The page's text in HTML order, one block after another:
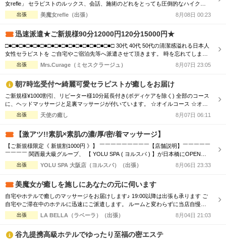
女refle」 セラピストのルックス、会話、施術のどれをとっても圧倒的なハイクオ
リティでお客様をお出迎えさせて頂きます。 記憶に残る素敵なお時間をお過ごし
下さいませ。 容姿、接客全てを兼ねそろえた美魔女が多数ご案内可能♪ 必ず会った
是非この機会に日頃...
出張 美魔女refle（出張） 8月08日 00:23
迅速派遣★ご新規様90分12000円120分15000円★
□■□■□■□■□■□■□■□■□■□■□■□■□■□■□■□ 30代 40代 50代の清潔感溢れる日本人
女性セラピストを ご自宅やご宿泊先等へ派遣させて頂きます。 時を忘れてしまう
程の癒しと心のこもった おもてなしをお届けします。 □■□■□■□■□■□■□■□■□■□
■□■□■□■□■□■□ お客様の日々のお疲れやストレスを心身共に癒す為 優しさ・気
出張 Mrs.Curage（ミセスクラージュ） 8月07日 23:05
朝7時迄受付〜綺麗可愛セラピストが癒しをお届け
ご新規様¥1000割引、リピーター様10分延長付き(ボディケアを除く) 全部のコース
に、ヘッドマッサージと足裏マッサージが付いています。 ☆オイルコース ☆オイ
ルミックスコース 90分 ￥13,000→¥12,000 120分 ￥16,000→¥15,000 150分 ￥20,0
00→¥19,000 180分 ￥24,000→¥23,000 ☆ボディケアマッサージコース 90分 ￥1
出張 天使の癒し 8月07日 06:11
【激アツ!!素肌×素肌の濃/厚/密/着マッサージ】
【ご新規様限定《 新規割1000円 》】 ￣￣￣￣￣￣￣￣￣【店舗説明】￣￣￣￣￣
￣￣￣￣ 関西最大級グループ、 【 YOLU SPA ( ヨルスパ ) 】が日本橋にOPEN！
あなたの常識を超える、 「五感ブチヌクとびきり体験」を提供いたします。 お客
様に、選ばれる、愛される、ハマってしまう、 そんな” エリアNo.1 ” メンズエステ
出張 YOLU SPA 大阪店（ヨルスパ）（出張） 8月06日 23:33
美魔女が癒しを施しにあなたの元に伺います
自宅やホテルで癒しのマッサージをお届けします♪ 19:00以降は出張も承ります ご
自宅やご滞在中のホテルに迅速にご派遣します。 ルームと変わらずに当店自慢の
美魔女による、癒しのマッサージをご堪能ください 出張アロマトリートメントコ
ース 100分14000円 出張ラージオイルコース 100分17000円 ※指名は＋1000円 ※
出張 LA BELLA（ラベーラ）（出張） 8月04日 21:03
谷九提携高級ホテルでゆったり至福の密エステ